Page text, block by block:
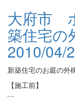
大府市
築住宅
2010/04/
新築住宅のお庭の外
【施工前】